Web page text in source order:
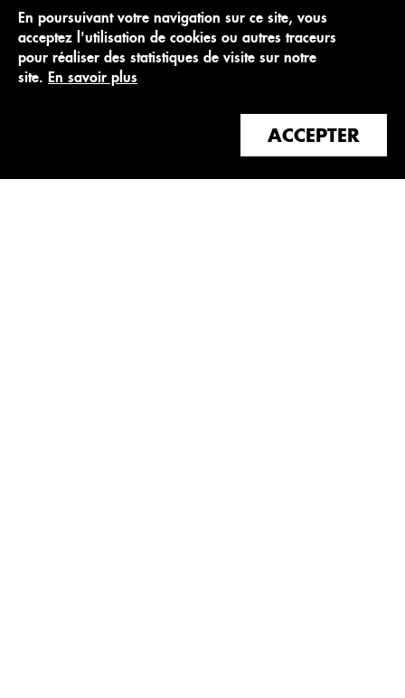
En poursuivant votre navigation sur ce site, vous
acceptez l'utilisation de cookies ou autres traceurs
pour réaliser des statistiques de visite sur notre
site. En savoir plus
ACCEPTER
Grâce à notre capacité à déployer des équipes
pluridisciplinaires et multiculturelles mêlant
architectes et ingénieurs, au service de la réussite
de chaque projet, CALQ est souvent sollicitée pour
des partenariats avec des confrères Architectes de
la scène française et internationale, et sur des
projets d’envergure urbaine avec de multiples
intervenants ou des projets plus petits mais